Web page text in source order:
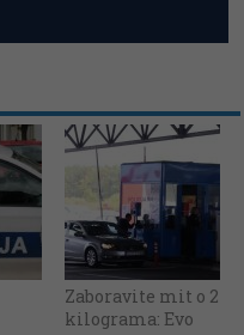
Zaboravite mit o 2
kilograma: Evo